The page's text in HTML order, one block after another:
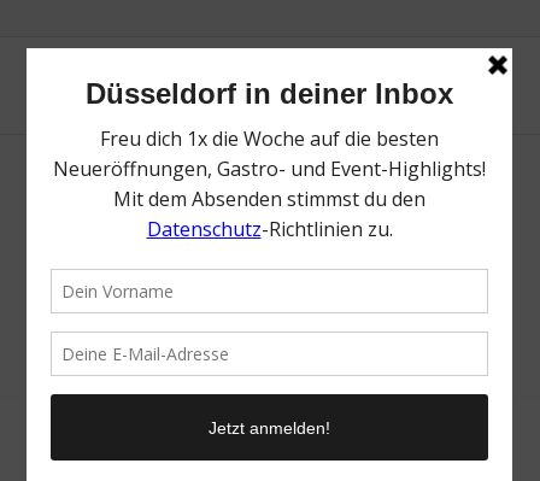
Neue Suche
Suchergebnis nicht zufriedenstellend? Versuche es mal mit
einem Wortteil oder einer anderen Schreibweise.